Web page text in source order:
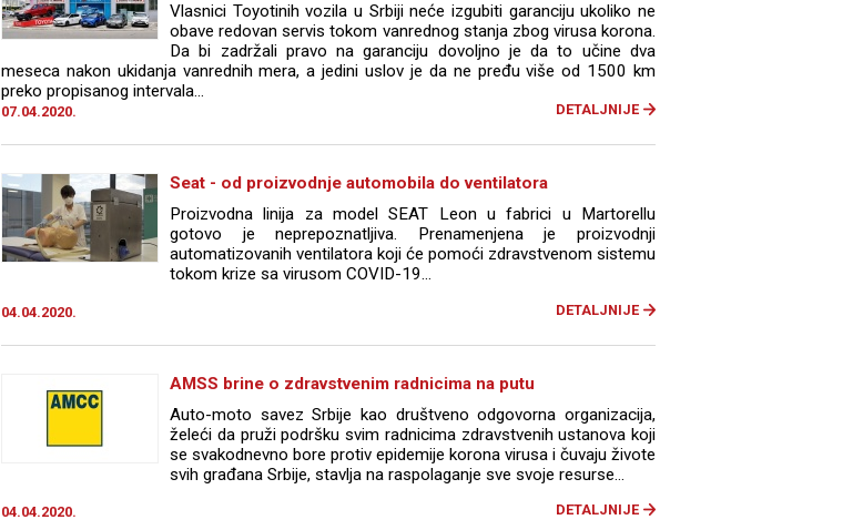
Vlasnici Toyotinih vozila u Srbiji neće izgubiti garanciju ukoliko ne
obave redovan servis tokom vanrednog stanja zbog virusa korona.
Da bi zadržali pravo na garanciju dovoljno je da to učine dva
meseca nakon ukidanja vanrednih mera, a jedini uslov je da ne pređu više od 1500 km
preko propisanog intervala...
07.04.2020. DETALJNIJE
Seat - od proizvodnje automobila do ventilatora
Proizvodna linija za model SEAT Leon u fabrici u Martorellu
gotovo je neprepoznatljiva. Prenamenjena je proizvodnji
automatizovanih ventilatora koji će pomoći zdravstvenom sistemu
tokom krize sa virusom COVID-19...
04.04.2020. DETALJNIJE
AMSS brine o zdravstvenim radnicima na putu
Auto-moto savez Srbije kao društveno odgovorna organizacija,
želeći da pruži podršku svim radnicima zdravstvenih ustanova koji
se svakodnevno bore protiv epidemije korona virusa i čuvaju živote
svih građana Srbije, stavlja na raspolaganje sve svoje resurse...
04.04.2020. DETALJNIJE